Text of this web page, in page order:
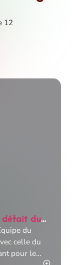
12
défait du
du
celle du
pour le